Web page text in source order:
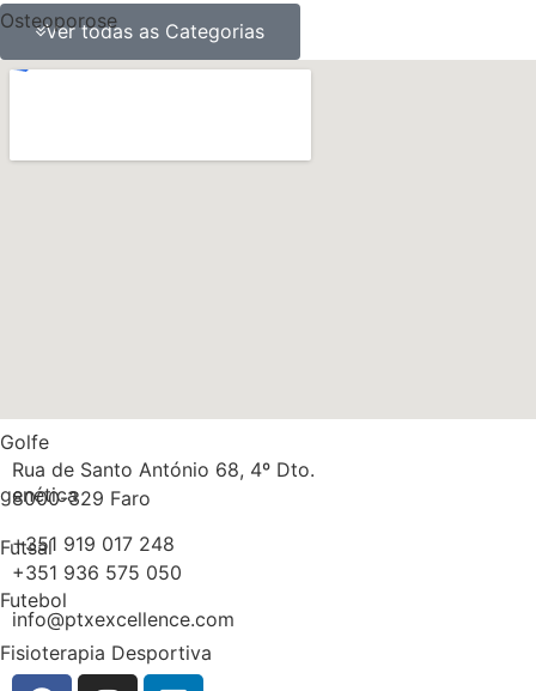
Osteoporose
ossos
Golfe
genética
Futsal
Futebol
Fisioterapia Desportiva
Ver todas as Categorias
Rua de Santo António 68, 4º Dto.
8000-329 Faro
+351 919 017 248
+351 936 575 050
info@ptxexcellence.com